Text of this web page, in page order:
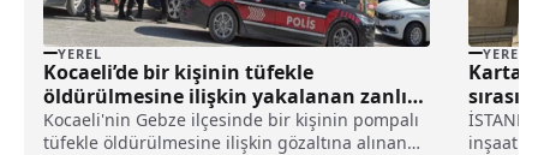
YEREL
Kocaeli’de bir kişinin tüfekle
öldürülmesine ilişkin yakalanan zanlı
tutuklandı haberi
Kocaeli'nin Gebze ilçesinde bir kişinin pompalı
tüfekle öldürülmesine ilişkin gözaltına alınan
YEREL
inşaat